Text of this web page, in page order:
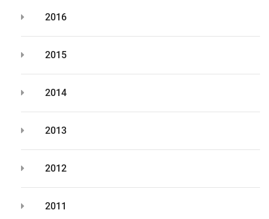
2016
2015
2014
2013
2012
2011